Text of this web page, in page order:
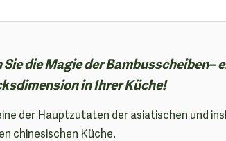
die Magie der Bambusscheiben–
in Ihrer Küche!
der Hauptzutaten der asiatischen und
chinesischen Küche.